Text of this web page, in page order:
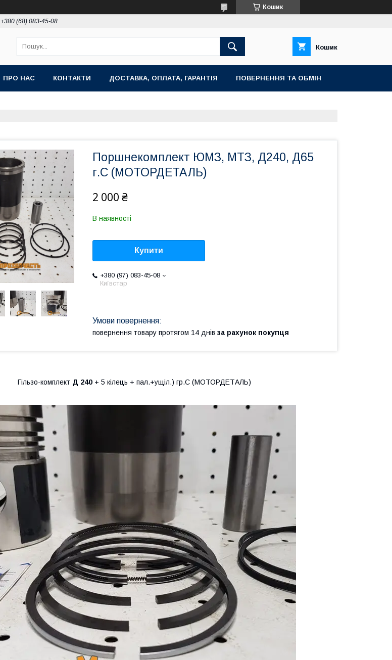
Кошик
+380 (68) 083-45-08
Кошик
ПРО НАС КОНТАКТИ ДОСТАВКА, ОПЛАТА, ГАРАНТІЯ ПОВЕРНЕННЯ ТА ОБМІН
Поршнекомплект ЮМЗ, МТЗ, Д240, Д65
г.С (МОТОРДЕТАЛЬ)
2 000 ₴
В наявності
Купити
+380 (97) 083-45-08
Київстар
повернення товару протягом 14 днів за рахунок покупця
Гільзо-комплект Д 240 + 5 кілець + пал.+ущiл.) гр.С (МОТОРДЕТАЛЬ)